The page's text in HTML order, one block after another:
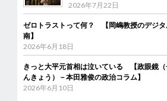
2026年7月22日
ゼロトラストって何？ 【岡嶋教授のデジタ
南】
2026年6月18日
きっと大平元首相は泣いている 【政眼鏡（
んきょう）－本田雅俊の政治コラム】
2026年6月10日